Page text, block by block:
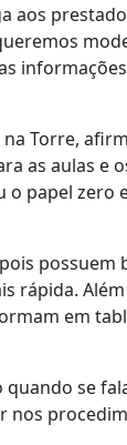
aos
Torre,
as aulas e
papel zero
possuem
rápida.
em
se
nos